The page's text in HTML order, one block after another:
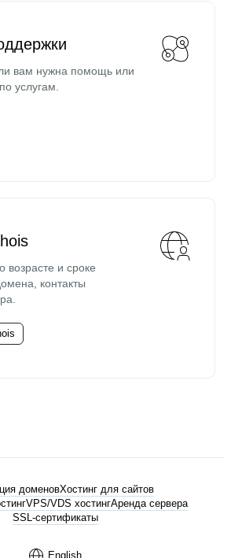
вам нужна помощь или
услугам.
и сроке
контакты
English
доменовХостинг для сайтов
VPS/VDS хостингАренда сервера
SSL-сертификаты